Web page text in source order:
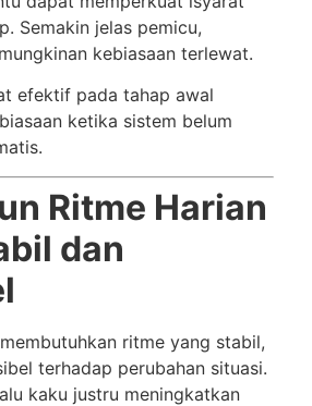
Semakin jelas pemicu,
kebiasaan terlewat.
efektif pada tahap awal
ketika sistem belum
Ritme Harian
dan
ritme yang stabil,
terhadap perubahan situasi.
kaku justru meningkatkan